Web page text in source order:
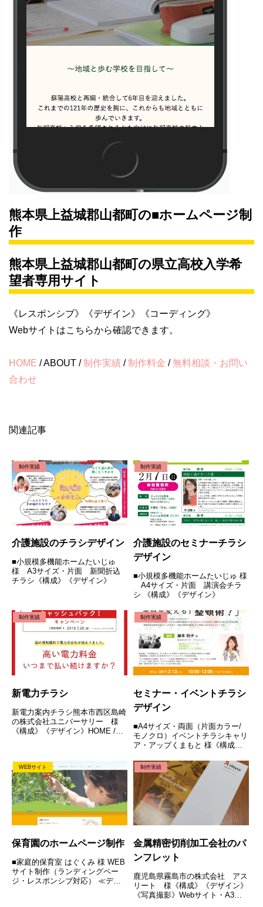
熊本県上益城郡山都町の■ホームページ制
作
熊本県上益城郡山都町の県立高校入学希
望者専用サイト
《レスポンシブ》《デザイン》《コーディング》
Webサイトはこちらから確認できます。
HOME / ABOUT /制作実績 /制作料金 /無料相談・お問い
合わせ
関連記事
制作実績
介護施設のチラシデザイン
■小規模多機能ホームたいじゅ
様 A3サイズ・片面 新聞折込
チラシ《構成》《デザイン》
制作実績
介護施設のセミナーチラシ
デザイン
■小規模多機能ホームたいじゅ 様
A4サイズ・片面 講演会チラ
シ 《構成》《デザイン》
制作実績
新電力チラシ
新電力案内チラシ熊本市西区島崎
の株式会社ユニバーサリー 様
《構成》《デザイン》HOME /
制作実績
セミナー・イベントチラシ
デザイン
■A4サイズ・両面（片面カラー/
モノクロ）イベントチラシキャリ
ア・アップくまもと 様《構成》
WEBサイト
保育園のホームページ制作
■家庭的保育室 はぐくみ 様 WEB
サイト制作（ランディングペー
ジ・レスポンシブ対応） ≪ディ
制作実績
金属精密切削加工会社のパ
ンフレット
鹿児島県霧島市の株式会社 アス
リート 様《構成》《デザイン》
《写真撮影》Webサイト・A3パ